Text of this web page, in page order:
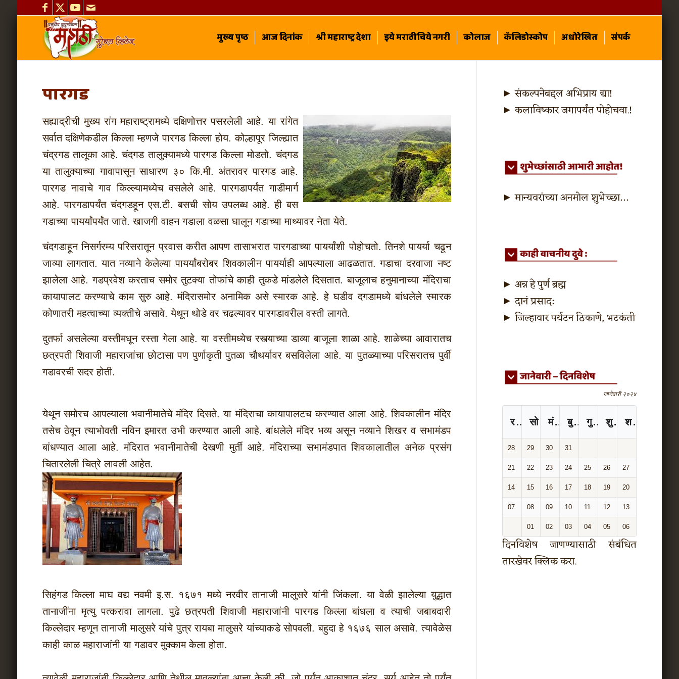
मुख्य पृष्ठ आज दिनांक श्री महाराष्ट्र देशा इये मराठीचिये नगरी कोलाज कॅलिडोस्कोप अधोरेखित संपर्क
पारगड
सह्याद्रीची मुख्य रांग महाराष्ट्रामध्ये दक्षिणोत्तर पसरलेली आहे. या रांगेत
सर्वात दक्षिणेकडील किल्ला म्हणजे पारगड किल्ला होय. कोल्हापूर जिल्ह्यात
चंद्रगड तालूका आहे. चंदगड तालुक्यामध्ये पारगड किल्ला मोडतो. चंदगड
या तालुक्याच्या गावापासून साधारण ३० कि.मी. अंतरावर पारगड आहे.
पारगड नावाचे गाव किल्ल्यामध्येच वसलेले आहे. पारगडापर्यंत गाडीमार्ग
आहे. पारगडापर्यंत चंदगडहून एस.टी. बसची सोय उपलब्ध आहे. ही बस
गडाच्या पायर्यांपर्यंत जाते. खाजगी वाहन गडाला वळसा घालून गडाच्या माथ्यावर नेता येते.
चंदगडाहून निसर्गरम्य परिसरातून प्रवास करीत आपण तासाभरात पारगडाच्या पायर्यांशी पोहोचतो. तिनशे पायर्या चढून
जाव्या लागतात. यात नव्याने केलेल्या पायर्यांबरोबर शिवकालीन पायर्याही आपल्याला आढळतात. गडाचा दरवाजा नष्ट
झालेला आहे. गडप्रवेश करताच समोर तुटक्या तोफांचे काही तुकडे मांडलेले दिसतात. बाजूलाच हनुमानाच्या मंदिराचा
कायापालट करण्याचे काम सुरु आहे. मंदिरासमोर अनामिक असे स्मारक आहे. हे घडीव दगडामध्ये बांधलेले स्मारक
कोणातरी महत्वाच्या व्यक्तीचे असावे. येथून थोडे वर चढल्यावर पारगडावरील वस्ती लागते.
दुतर्फा असलेल्या वस्तीमधून रस्ता गेला आहे. या वस्तीमध्येच रस्त्याच्या डाव्या बाजूला शाळा आहे. शाळेच्या आवारातच
छत्रपती शिवाजी महाराजांचा छोटासा पण पुर्णाकृती पुतळा चौथर्यावर बसविलेला आहे. या पुतळ्याच्या परिसरातच पुर्वी
गडावरची सदर होती.
येथून समोरच आपल्याला भवानीमातेचे मंदिर दिसते. या मंदिराचा कायापालटच करण्यात आला आहे. शिवकालीन मंदिर
तसेच ठेवून त्याभोवती नविन इमारत उभी करण्यात आली आहे. बांधलेले मंदिर भव्य असून नव्याने शिखर व सभामंडप
बांधण्यात आला आहे. मंदिरात भवानीमातेची देखणी मुर्ती आहे. मंदिराच्या सभामंडपात शिवकालातील अनेक प्रसंग
चितारलेली चित्रे लावली आहेत.
सिहंगड किल्ला माघ वद्य नवमी इ.स. १६७१ मध्ये नरवीर तानाजी मालुसरे यांनी जिंकला. या वेळी झालेल्या युद्धात
तानाजींना मृत्यु पत्करावा लागला. पुढे छत्रपती शिवाजी महाराजांनी पारगड किल्ला बांधला व त्याची जबाबदारी
किल्लेदार म्हणून तानाजी मालुसरे यांचे पुत्र रायबा मालुसरे यांच्याकडे सोपवली. बहुदा हे १६७६ साल असावे. त्यावेळेस
काही काळ महाराजांनी या गडावर मुक्काम केला होता.
► संकल्पनेबद्दल अभिप्राय द्या!
► कलाविष्कार जगापर्यंत पोहोचवा.!
► मान्यवरांच्या अनमोल शुभेच्छा…
► अन्न हे पुर्ण ब्रह्म
►दानं प्रसाद:
► जिल्हावार पर्यटन ठिकाणे, भटकंती
रविवार सोमवार मंगळवार बुधवार गुरुवार शुक्रवार शनिवार
जानेवारी २०२४
28 29 30 31
21 22 23 24 25 26 27
14 15 16 17 18 19 20
07 08 09 10 11 12 13
01 02 03 04 05 06
दिनविशेष जाणण्यासाठी संबंधित
तारखेवर क्लिक करा.